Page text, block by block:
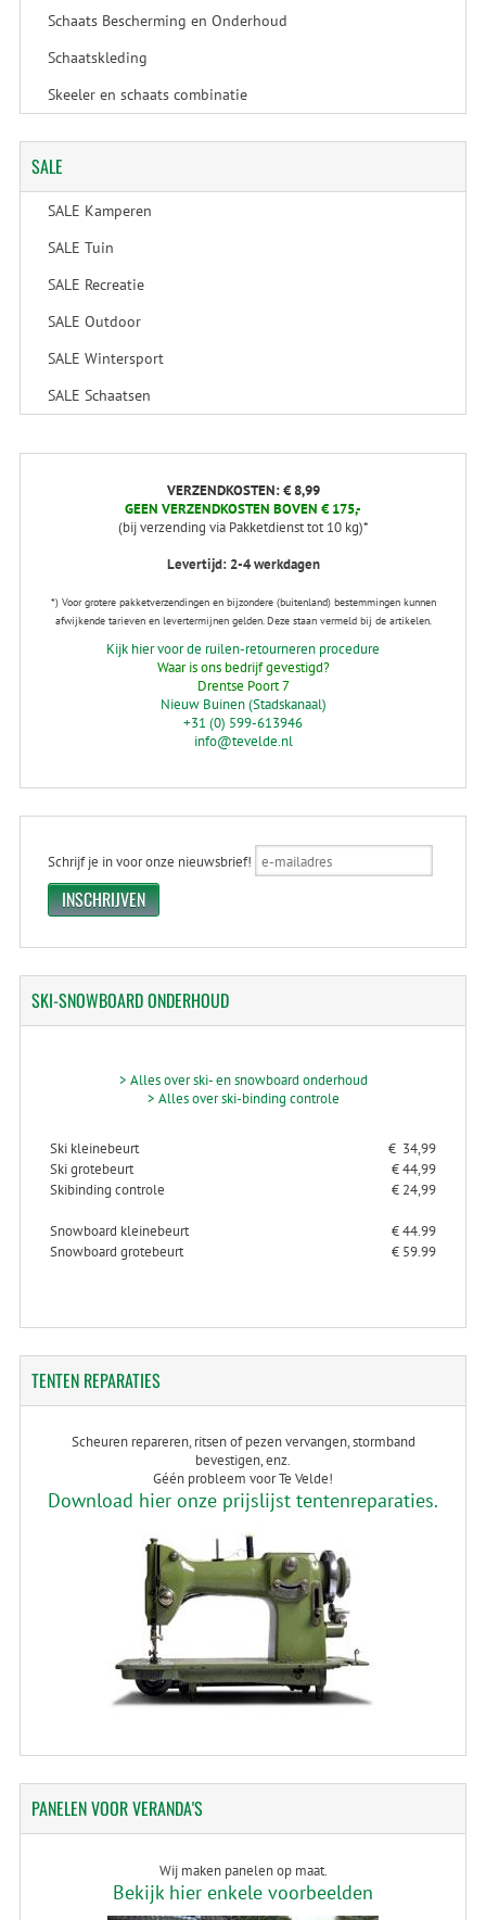
Schaats Bescherming en Onderhoud
Schaatskleding
Skeeler en schaats combinatie
SALE
SALE Kamperen
SALE Tuin
SALE Recreatie
SALE Outdoor
SALE Wintersport
SALE Schaatsen
VERZENDKOSTEN: € 8,99
GEEN VERZENDKOSTEN BOVEN € 175,-
(bij verzending via Pakketdienst tot 10 kg)*
Levertijd: 2-4 werkdagen
*) Voor grotere pakketverzendingen en bijzondere (buitenland) bestemmingen kunnen
afwijkende tarieven en levertermijnen gelden. Deze staan vermeld bij de artikelen.
Kijk hier voor de ruilen-retourneren procedure
Waar is ons bedrijf gevestigd?
Drentse Poort 7
Nieuw Buinen (Stadskanaal)
+31 (0) 599-613946
info@tevelde.nl
Schrijf je in voor onze nieuwsbrief!
SKI-SNOWBOARDONDERHOUD
> Alles over ski- en snowboard onderhoud
> Alles over ski-binding controle
Ski kleinebeurt
€ 34,99
Ski grotebeurt
€ 44,99
Skibinding controle
€ 24,99
Snowboard kleinebeurt
€ 44.99
Snowboard grotebeurt
€ 59.99
TENTENREPARATIES
Scheuren repareren, ritsen of pezen vervangen, stormband
bevestigen, enz.
Géén probleem voor Te Velde!
Download hier onze prijslijst tentenreparaties.
PANELENVOOR VERANDA'S
Wij maken panelen op maat.
Bekijk hier enkele voorbeelden